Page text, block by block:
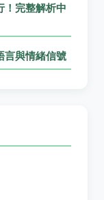
！完整解析中
言與情緒信號